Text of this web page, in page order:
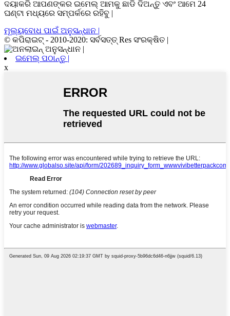
ଦୟାକରି ଆପଣଙ୍କର ଇମେଲ୍ ଆମକୁ ଛାଡି ଦିଅନ୍ତୁ ଏବଂ ଆମେ 24
ଘଣ୍ଟା ମଧ୍ୟରେ ସମ୍ପର୍କରେ ରହିବୁ |
ମୂଲ୍ୟବୋଧ ପାଇଁ ଅନୁସନ୍ଧାନ |
© କପିରାଇଟ୍ - 2010-2020: ସର୍ବସତ୍ତ୍ Res ସଂରକ୍ଷିତ |
ଇମେଲ୍ ପଠାନ୍ତୁ |
x